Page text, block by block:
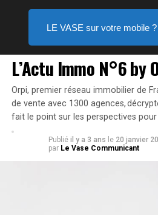
PUBLIREPORTAGE
L’Actu Immo N°6 by
Orpi, premier réseau immobilier de
de vente avec 1300 agences,
fait le point sur les perspectives pour
Publié il y a 3 ans le 20 janvier
par Le Vase Communicant
LE VASE sur votre mobile ?